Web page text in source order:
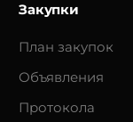
Закупки
План закупок
Объявления
Протокола